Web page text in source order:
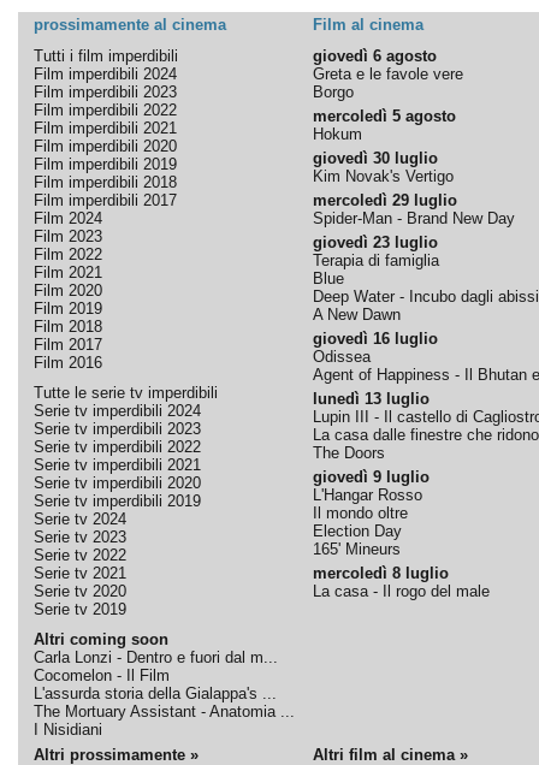
prossimamente al cinema
Film al cinema
Tutti i film imperdibili
Film imperdibili 2024
Film imperdibili 2023
Film imperdibili 2022
Film imperdibili 2021
Film imperdibili 2020
Film imperdibili 2019
Film imperdibili 2018
Film imperdibili 2017
Film 2024
Film 2023
Film 2022
Film 2021
Film 2020
Film 2019
Film 2018
Film 2017
Film 2016
Tutte le serie tv imperdibili
Serie tv imperdibili 2024
Serie tv imperdibili 2023
Serie tv imperdibili 2022
Serie tv imperdibili 2021
Serie tv imperdibili 2020
Serie tv imperdibili 2019
Serie tv 2024
Serie tv 2023
Serie tv 2022
Serie tv 2021
Serie tv 2020
Serie tv 2019
Altri coming soon
Carla Lonzi - Dentro e fuori dal m...
Cocomelon - Il Film
L'assurda storia della Gialappa's ...
The Mortuary Assistant - Anatomia ...
I Nisidiani
giovedì 6 agosto
Greta e le favole vere
Borgo
mercoledì 5 agosto
Hokum
giovedì 30 luglio
Kim Novak's Vertigo
mercoledì 29 luglio
Spider-Man - Brand New Day
giovedì 23 luglio
Terapia di famiglia
Blue
Deep Water - Incubo dagli abissi
A New Dawn
giovedì 16 luglio
Odissea
Agent of Happiness - Il Bhutan
lunedì 13 luglio
Lupin III - Il castello di
La casa dalle finestre che ridono
The Doors
giovedì 9 luglio
L'Hangar Rosso
Il mondo oltre
Election Day
165' Mineurs
mercoledì 8 luglio
La casa - Il rogo del male
Altri prossimamente » Altri film al cinema »